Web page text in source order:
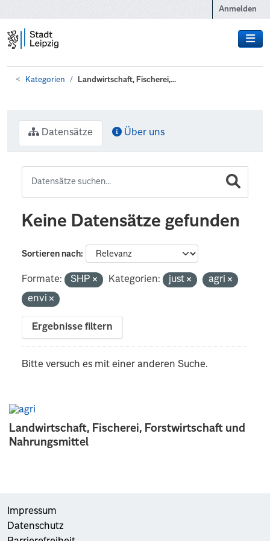
Anmelden
Kategorien Landwirtschaft, Fischerei,...
Landwirtschaft, Fischerei, Forstwirtschaft und
Nahrungsmittel
Datensätze Über uns
Keine Datensätze gefunden
Sortieren nach
Formate: SHP Kategorien: just
agri
envi
Ergebnisse filtern
Bitte versuch es mit einer anderen Suche.
Impressum
Datenschutz